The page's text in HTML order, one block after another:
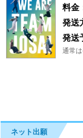
料金
発送
発送
通常
ネット出願